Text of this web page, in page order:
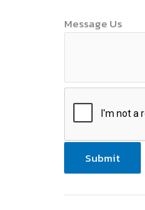
Message Us
Submit